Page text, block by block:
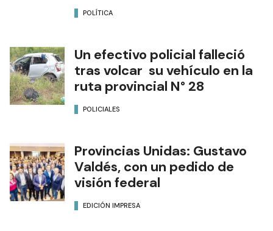
POLÍTICA
Un efectivo policial falleció
tras volcar su vehículo en la
ruta provincial N° 28
POLICIALES
Provincias Unidas: Gustavo
Valdés, con un pedido de
visión federal
EDICIÓN IMPRESA